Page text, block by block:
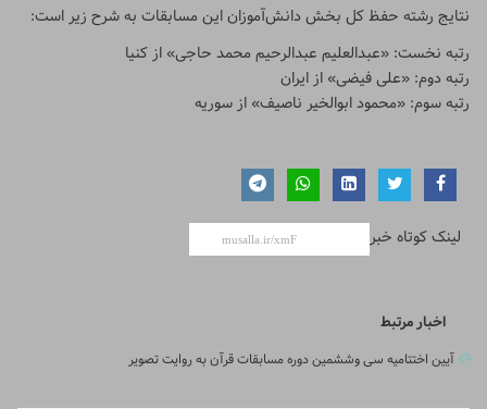
نتایج رشته حفظ کل بخش دانش‌آموزان این مسابقات به شرح زیر است:
رتبه نخست: «عبدالعلیم عبدالرحیم محمد حاجی» از کنیا
رتبه دوم: «علی فیضی» از ایران
رتبه سوم: «محمود ابوالخیر ناصیف» از سوریه
لینک کوتاه خبر
اخبار مرتبط
آیین اختتامیه سی وششمین دوره مسابقات قرآن به روایت تصویر